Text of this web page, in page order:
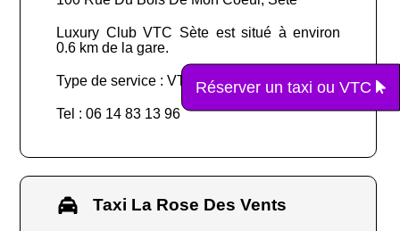
Luxury Club VTC Sète est situé à environ
0.6 km de la gare.
Type de service : VTC
Tel : 06 14 83 13 96
Taxi La Rose Des Vents
Réserver un taxi ou VTC